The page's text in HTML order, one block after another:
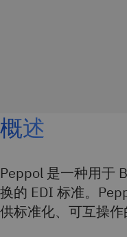
概述
Peppol 是一种用于
换的 EDI 标准。
供标准化、可互操作